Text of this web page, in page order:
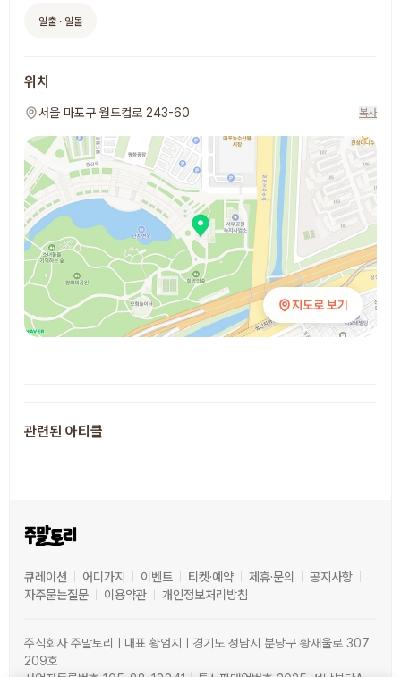
일출 · 일몰
위치
서울 마포구 월드컵로 243-60 복사
지도로 보기
관련된 아티클
큐레이션 어디가지 이벤트 티켓·예약 제휴·문의
공지사항
자주묻는질문
이용약관 개인정보처리방침
주식회사 주말토리ㅣ대표 황엄지ㅣ경기도 성남시 분당구 황새울로 307
209호